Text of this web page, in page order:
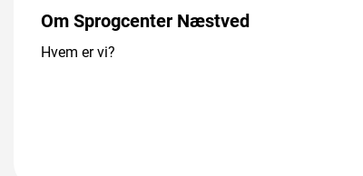
Om Sprogcenter Næstved
Hvem er vi?